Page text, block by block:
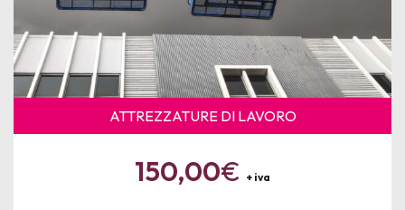
ATTREZZATURE DI LAVORO
150,00€ + iva